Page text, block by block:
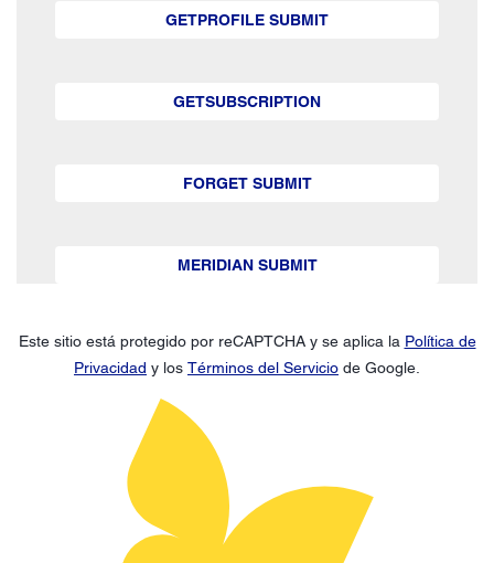
GETPROFILE SUBMIT
GETSUBSCRIPTION
FORGET SUBMIT
MERIDIAN SUBMIT
Este sitio está protegido por reCAPTCHA y se aplica la Política de
Privacidad y los Términos del Servicio de Google.